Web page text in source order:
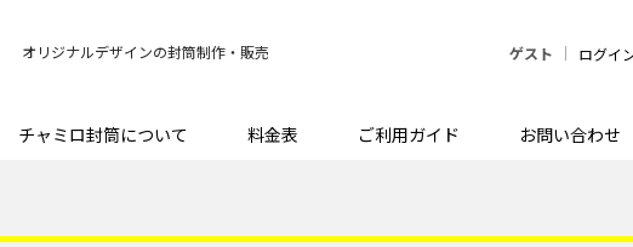
オリジナルデザインの封筒制作・販売 ゲスト ログイ
チャミロ封筒について 料金表 ご利用ガイド お問い合わせ